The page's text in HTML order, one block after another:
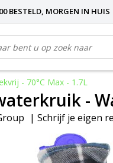
BESTELD, MORGEN IN HUIS
- 70°C Max - 1.7L
-
| Schrijf je eigen